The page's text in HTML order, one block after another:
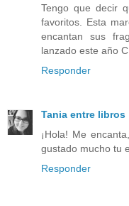
Tengo que decir
favoritos. Esta
encantan sus
lanzado este año
Responder
Tania entre libros
¡Hola! Me
gustado mucho tu
Responder